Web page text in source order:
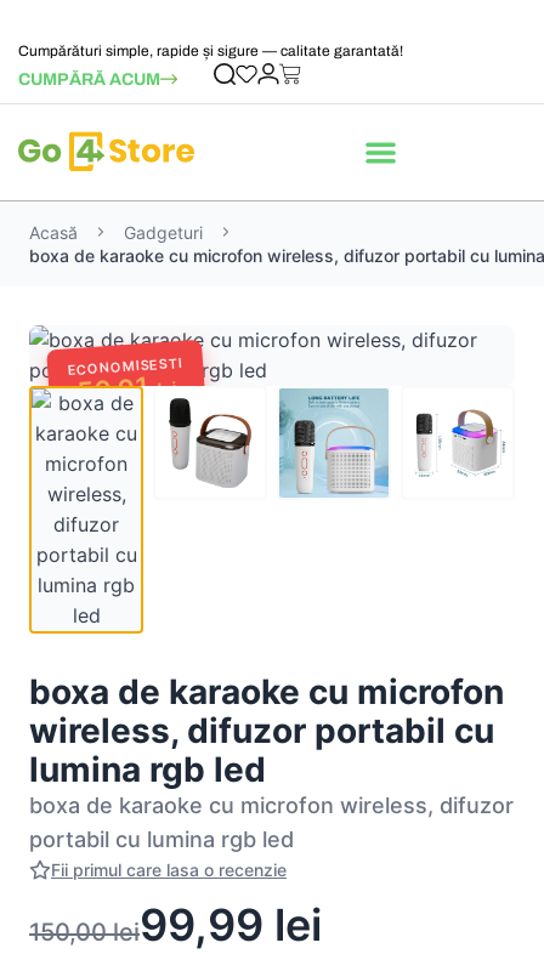
Cumpărături simple, rapide și sigure — calitate garantată!
CUMPĂRĂ ACUM
Acasă
Gadgeturi
boxa de karaoke cu microfon wireless, difuzor portabil cu
ECONOMISESTI
50,01lei
boxa de karaoke cu microfon
wireless, difuzor portabil cu
lumina rgb led
boxa de karaoke cu microfon wireless, difuzor
portabil cu lumina rgb led
Fii primul care lasa o recenzie
150,00lei99,99 lei